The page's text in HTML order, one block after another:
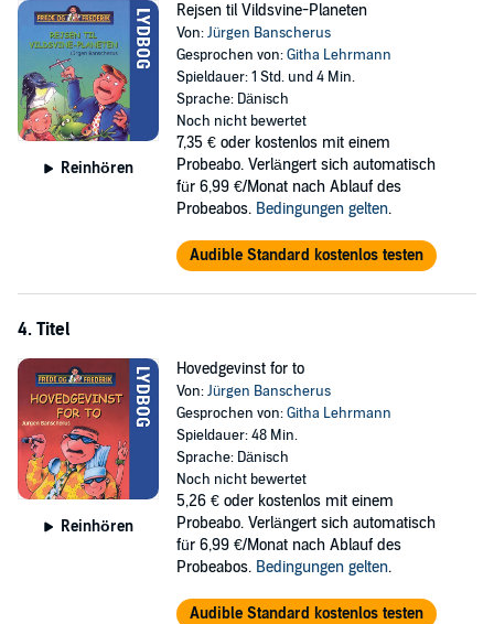
Reinhören
Rejsen til Vildsvine-Planeten
Von:Jürgen Banscherus
Gesprochen von:Githa Lehrmann
Spieldauer: 1 Std. und 4 Min.
Sprache: Dänisch
Noch nicht bewertet
7,35 € oder kostenlos mit einem
Probeabo. Verlängert sich automatisch
für 6,99 €/Monat nach Ablauf des
Probeabos. Bedingungen gelten.
Audible Standard kostenlos testen
4. Titel
Reinhören
Hovedgevinst for to
Von:Jürgen Banscherus
Gesprochen von:Githa Lehrmann
Spieldauer: 48 Min.
Sprache: Dänisch
Noch nicht bewertet
5,26 € oder kostenlos mit einem
Probeabo. Verlängert sich automatisch
für 6,99 €/Monat nach Ablauf des
Probeabos. Bedingungen gelten.
Audible Standard kostenlos testen